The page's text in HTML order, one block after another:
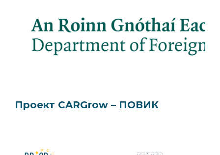
Проект CARGrow – ПОВИК